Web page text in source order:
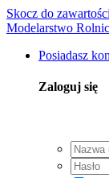
Skocz do zawartości
Modelarstwo
Posiadasz
Zaloguj się